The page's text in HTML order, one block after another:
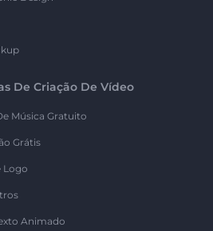
De Criação De Vídeo
Música Gratuito
Grátis
Logo
Animado